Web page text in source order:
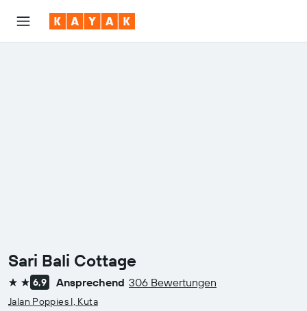
Sari Bali Cottage
2 Sterne
6,9 Ansprechend 306 Bewertungen
Jalan Poppies I, Kuta